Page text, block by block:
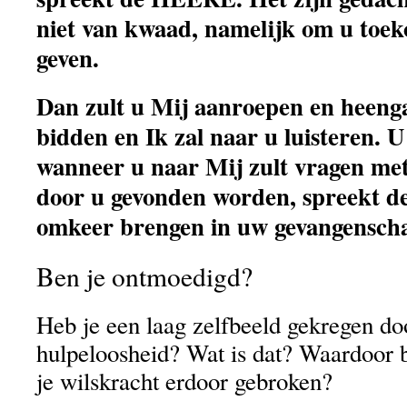
niet van kwaad, namelijk om u
geven.
Dan zult u Mij aanroepen en
bidden en Ik zal naar u luisteren.
wanneer u naar Mij zult vragen
door u gevonden worden, spreekt
omkeer brengen in uw
Ben je ontmoedigd?
Heb je een laag zelfbeeld gekregen
hulpeloosheid? Wat is dat? Waardoor
je wilskracht erdoor gebroken?